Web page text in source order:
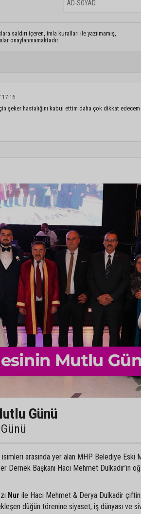
saldırı içeren, imla kuralları ile yazılmamış,
onaylanmamaktadır.
17:16
şeker hastalığını kabul ettim daha çok dikkat
Günü
isimleri arasında yer alan MHP Belediye
Dernek Başkanı Hacı Mehmet Dulkadir’in
Nur ile Hacı Mehmet & Derya Dulkadir
düğün törenine siyaset, iş dünyası ve